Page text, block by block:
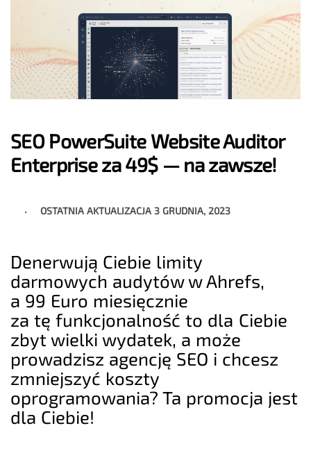
SEO PowerSuite Website Auditor
Enterprise za 49$ — na zawsze!
OSTATNIA AKTUALIZACJA 3 GRUDNIA, 2023
Denerwują Ciebie limity
darmowych audytów w Ahrefs,
a 99 Euro miesięcznie
za tę funkcjonalność to dla Ciebie
zbyt wielki wydatek, a może
prowadzisz agencję SEO i chcesz
zmniejszyć koszty
oprogramowania? Ta promocja jest
dla Ciebie!